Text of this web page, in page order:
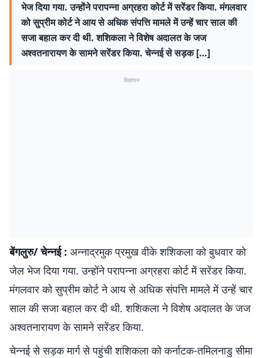
भेज दिया गया. उन्होंने परापन्ना अग्रहरा कोर्ट में सरेंडर किया. मंगलवार
को सुप्रीम कोर्ट ने आय से अधिक संपत्ति मामले में उन्हें चार साल की
सजा बहाल कर दी थी. शशिकला ने विशेष अदालत के जज
अश्वतनारायण के सामने सरेंडर किया. चेन्नई से सड़क […]
विज्ञापन
बेंगलुरु/ चेन्नई : अन्नाद्रमुक प्रमुख वीके शशिकला को बुधवार को
जेल भेज दिया गया. उन्होंने परापन्ना अग्रहरा कोर्ट में सरेंडर किया.
मंगलवार को सुप्रीम कोर्ट ने आय से अधिक संपत्ति मामले में उन्हें चार
साल की सजा बहाल कर दी थी. शशिकला ने विशेष अदालत के जज
अश्वतनारायण के सामने सरेंडर किया.
चेन्नई से सड़क मार्ग से पहुंची शशिकला को कर्नाटक-तमिलनाडु सीमा